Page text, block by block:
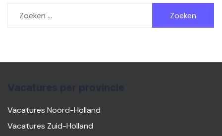
naar:
Vacatures Noord-Holland
Vacatures Zuid-Holland